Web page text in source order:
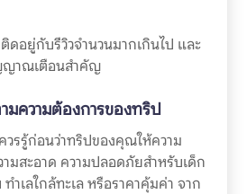
ติดอยู่กับรีวิวจำนวนมากเกินไป และ
ญาณเตือนสำคัญ
ความต้องการของทริป
วรรู้ก่อนว่าทริปของคุณให้ความ
มสะอาด ความปลอดภัยสำหรับเด็ก
ำเลใกล้ทะเล หรือราคาคุ้มค่า จาก